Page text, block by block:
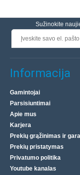
Sužinokite
Informacija
Gamintojai
Parsisiuntimai
Apie mus
Karjera
Prekių grąžinimas ir
Prekių pristatymas
Privatumo politika
Youtube kanalas